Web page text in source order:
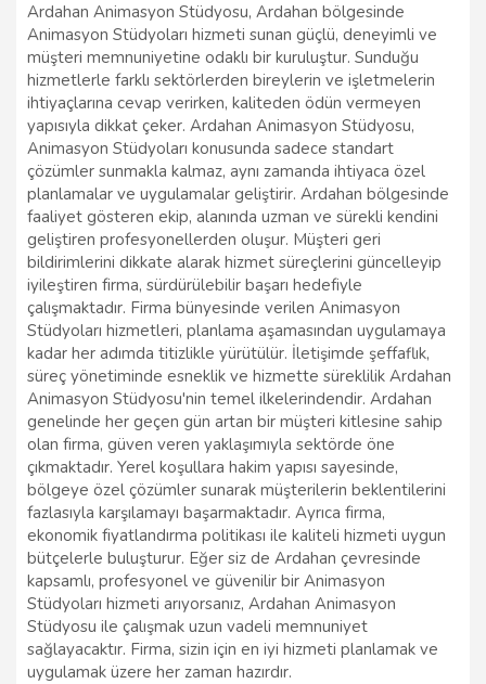
Ardahan Animasyon Stüdyosu, Ardahan bölgesinde
Animasyon Stüdyoları hizmeti sunan güçlü, deneyimli ve
müşteri memnuniyetine odaklı bir kuruluştur. Sunduğu
hizmetlerle farklı sektörlerden bireylerin ve işletmelerin
ihtiyaçlarına cevap verirken, kaliteden ödün vermeyen
yapısıyla dikkat çeker. Ardahan Animasyon Stüdyosu,
Animasyon Stüdyoları konusunda sadece standart
çözümler sunmakla kalmaz, aynı zamanda ihtiyaca özel
planlamalar ve uygulamalar geliştirir. Ardahan bölgesinde
faaliyet gösteren ekip, alanında uzman ve sürekli kendini
geliştiren profesyonellerden oluşur. Müşteri geri
bildirimlerini dikkate alarak hizmet süreçlerini güncelleyip
iyileştiren firma, sürdürülebilir başarı hedefiyle
çalışmaktadır. Firma bünyesinde verilen Animasyon
Stüdyoları hizmetleri, planlama aşamasından uygulamaya
kadar her adımda titizlikle yürütülür. İletişimde şeffaflık,
süreç yönetiminde esneklik ve hizmette süreklilik Ardahan
Animasyon Stüdyosu'nin temel ilkelerindendir. Ardahan
genelinde her geçen gün artan bir müşteri kitlesine sahip
olan firma, güven veren yaklaşımıyla sektörde öne
çıkmaktadır. Yerel koşullara hakim yapısı sayesinde,
bölgeye özel çözümler sunarak müşterilerin beklentilerini
fazlasıyla karşılamayı başarmaktadır. Ayrıca firma,
ekonomik fiyatlandırma politikası ile kaliteli hizmeti uygun
bütçelerle buluşturur. Eğer siz de Ardahan çevresinde
kapsamlı, profesyonel ve güvenilir bir Animasyon
Stüdyoları hizmeti arıyorsanız, Ardahan Animasyon
Stüdyosu ile çalışmak uzun vadeli memnuniyet
sağlayacaktır. Firma, sizin için en iyi hizmeti planlamak ve
uygulamak üzere her zaman hazırdır.